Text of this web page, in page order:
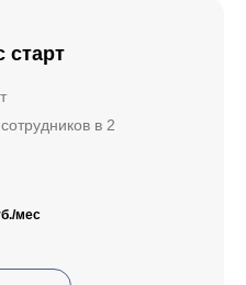
старт
в 2
мес